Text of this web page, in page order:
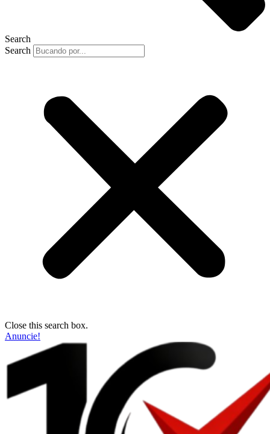
Search
Search
Close this search box.
Anuncie!